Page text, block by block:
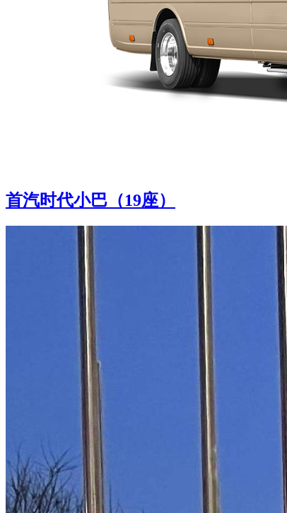
首汽时代小巴（19座）